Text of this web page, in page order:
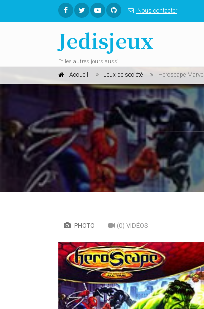
Nous contacter
Jedisjeux
Et les autres jours aussi...
Accueil Jeux de société Heroscape Marvel
PHOTO (0) VIDÉOS